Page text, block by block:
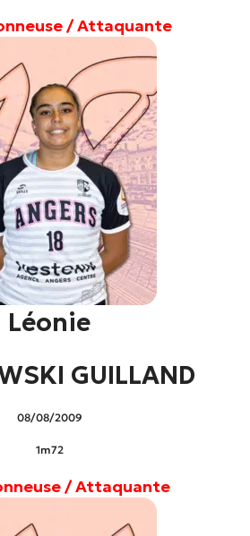
/ Attaquante
Léonie
GUILLAND
08/08/2009
1m72
/ Attaquante